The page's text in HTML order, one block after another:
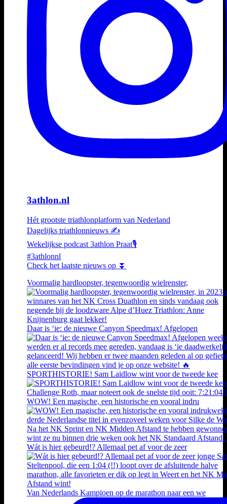
3athlon.nl
Hét grootste triathlonplatform van Nederland
Dagelijks triathlonnieuws ✍️
Wekelijkse podcast 3athlon Praat🎙️
#3athlonnl
Check het laatste nieuws op ⏬
Voormalig hardloopster, tegenwoordig wielrenster,
Daar is ‘ie: de nieuwe Canyon Speedmax! Afgelopen
SPORTHISTORIE! Sam Laidlow wint voor de tweede kee
WOW! Een magische, een historische en vooral indru
Wát is hier gebeurd!? Allemaal pet af voor de zeer
Van Nederlands Kampioen op de marathon naar een we